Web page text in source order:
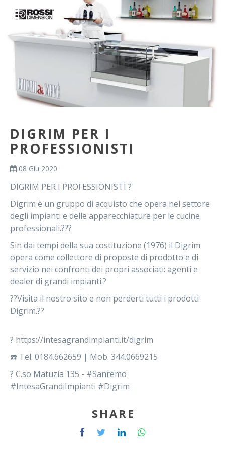
DIGRIM PER I
PROFESSIONISTI
08 Giu 2020
DIGRIM PER I PROFESSIONISTI ?
Digrim è un gruppo di acquisto che opera nel settore
degli impianti e delle apparecchiature per le cucine
professionali.??‍?
Sin dai tempi della sua costituzione (1976) il Digrim
opera come collettore di proposte di prodotto e di
servizio nei confronti dei propri associati: agenti e
dealer di grandi impianti.?
??Visita il nostro sito e non perderti tutti i prodotti
Digrim.??
? https://intesagrandimpianti.it/digrim
☎️ Tel. 0184.662659 | Mob. 344.0669215
? C.so Matuzia 135 - #Sanremo
#IntesaGrandiImpianti #Digrim
SHARE